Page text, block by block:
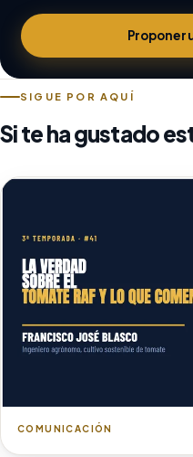
Proponer
SIGUE POR AQUÍ
Si te ha gustado
Francisco José Blasco
Ingeniero agrónomo,
COMUNICACIÓN